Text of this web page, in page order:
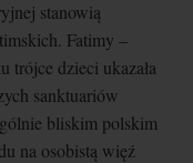
stanowią
Fatimy –
dzieci ukazała
sanktuariów
bliskim polskim
na osobistą więź